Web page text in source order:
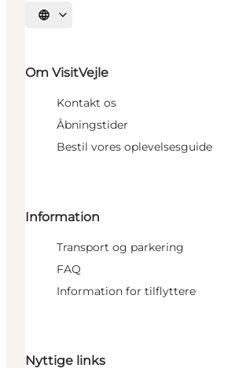
Vælg sprog
Om VisitVejle
Kontakt os
Åbningstider
Bestil vores oplevelsesguide
Information
Transport og parkering
FAQ
Information for tilflyttere
Nyttige links